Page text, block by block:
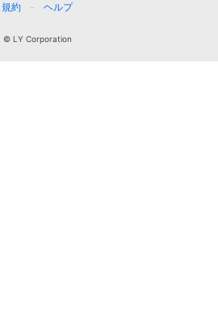
規約
ヘルプ
© LY Corporation